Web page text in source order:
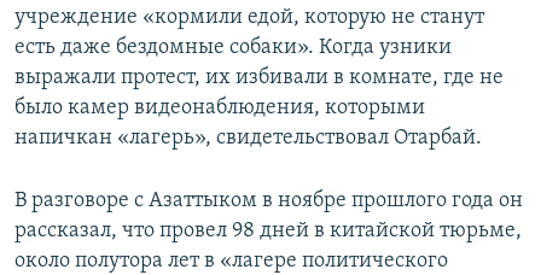
учреждение «кормили едой, которую не станут
есть даже бездомные собаки». Когда узники
выражали протест, их избивали в комнате, где не
было камер видеонаблюдения, которыми
напичкан «лагерь», свидетельствовал Отарбай.
В разговоре с Азаттыком в ноябре прошлого года он
рассказал, что провел 98 дней в китайской тюрьме,
около полутора лет в «лагере политического